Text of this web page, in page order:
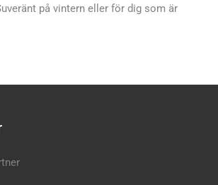
på vintern eller för dig som är